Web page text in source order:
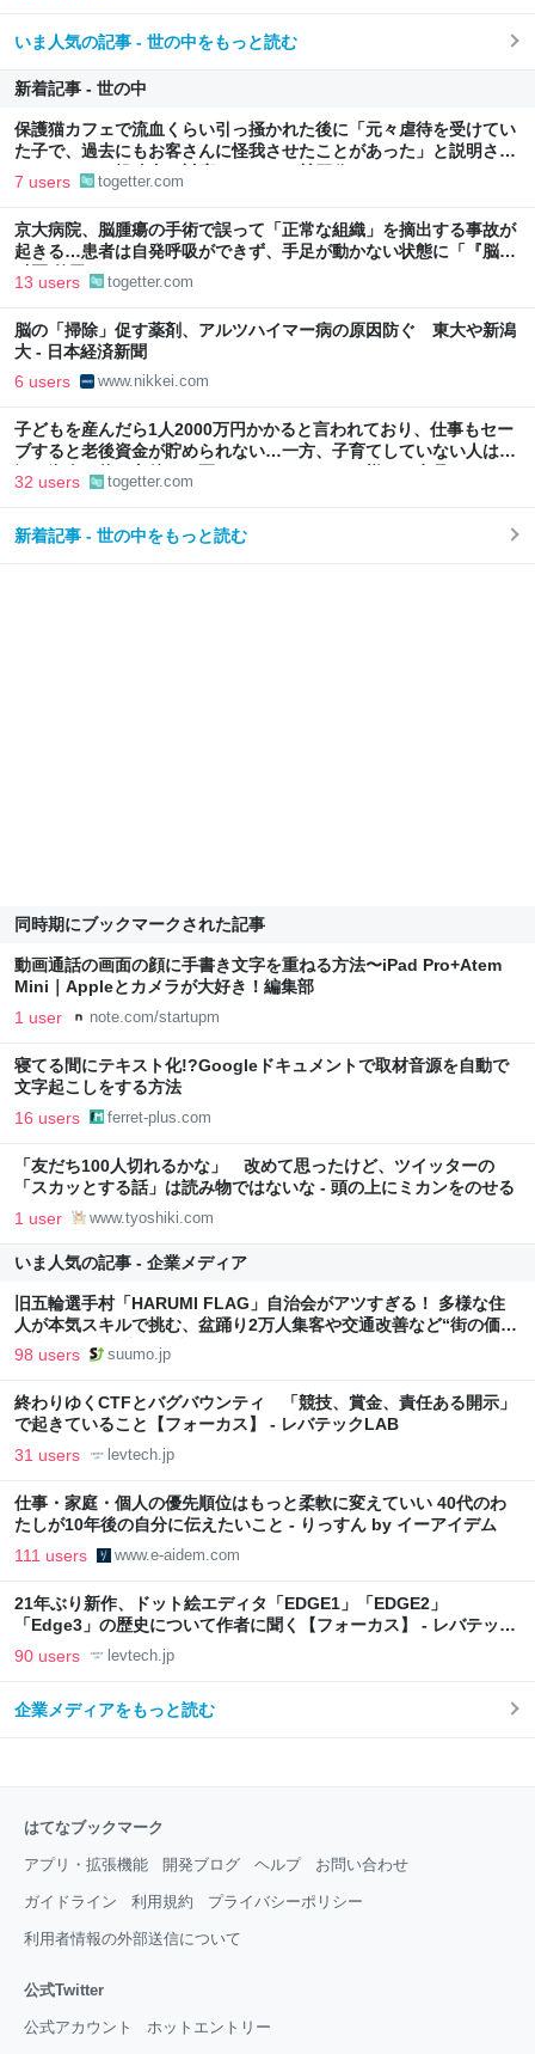
いま人気の記事 - 世の中をもっと読む
新着記事 - 世の中
保護猫カフェで流血くらい引っ掻かれた後に「元々虐待を受けてい
た子で、過去にもお客さんに怪我させたことがあった」と説明され
た→カフェと投稿者の対応をめぐって賛否分かれる
7 users togetter.com
京大病院、脳腫瘍の手術で誤って「正常な組織」を摘出する事故が
起きる…患者は自発呼吸ができず、手足が動かない状態に「『脳外
科医 竹田くん』かよ」
13 users togetter.com
脳の「掃除」促す薬剤、アルツハイマー病の原因防ぐ 東大や新潟
大 - 日本経済新聞
6 users www.nikkei.com
子どもを産んだら1人2000万円かかると言われており、仕事もセー
ブすると老後資金が貯められない…一方、子育てしていない人は潤
沢な資金で悠々老後だと歪んでいるのでは？→様々な意見
32 users togetter.com
新着記事 - 世の中をもっと読む
同時期にブックマークされた記事
動画通話の画面の顔に手書き文字を重ねる方法〜iPad Pro+Atem
Mini｜Appleとカメラが大好き！編集部
1 user note.com/startupm
寝てる間にテキスト化!?Googleドキュメントで取材音源を自動で
文字起こしをする方法
16 users ferret-plus.com
「友だち100人切れるかな」 改めて思ったけど、ツイッターの
「スカッとする話」は読み物ではないな - 頭の上にミカンをのせる
1 user www.tyoshiki.com
いま人気の記事 - 企業メディア
旧五輪選手村「HARUMI FLAG」自治会がアツすぎる！ 多様な住
人が本気スキルで挑む、盆踊り2万人集客や交通改善など“街の価値
向上”戦略 東京・中央区
98 users suumo.jp
終わりゆくCTFとバグバウンティ 「競技、賞金、責任ある開示」
で起きていること【フォーカス】 - レバテックLAB
31 users levtech.jp
仕事・家庭・個人の優先順位はもっと柔軟に変えていい 40代のわ
たしが10年後の自分に伝えたいこと - りっすん by イーアイデム
111 users www.e-aidem.com
21年ぶり新作、ドット絵エディタ「EDGE1」「EDGE2」
「Edge3」の歴史について作者に聞く【フォーカス】 - レバテック
LAB
90 users levtech.jp
企業メディアをもっと読む
はてなブックマーク
アプリ・拡張機能 開発ブログ ヘルプ お問い合わせ
ガイドライン 利用規約 プライバシーポリシー
利用者情報の外部送信について
公式Twitter
公式アカウント ホットエントリー